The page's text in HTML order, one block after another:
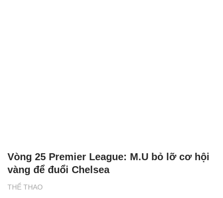
THỂ THAO
Vòng 25 Premier League: M.U bỏ lỡ cơ hội
vàng để đuổi Chelsea